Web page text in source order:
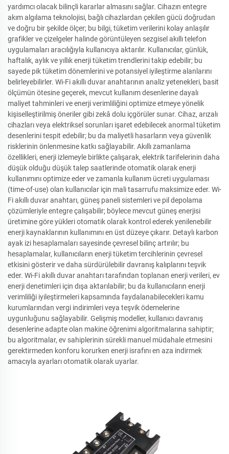
yardımcı olacak bilinçli kararlar almasını sağlar. Cihazın entegre
akım algılama teknolojisi, bağlı cihazlardan çekilen gücü doğrudan
ve doğru bir şekilde ölçer; bu bilgi, tüketim verilerini kolay anlaşılır
grafikler ve çizelgeler halinde görüntüleyen sezgisel akıllı telefon
uygulamaları aracılığıyla kullanıcıya aktarılır. Kullanıcılar, günlük,
haftalık, aylık ve yıllık enerji tüketim trendlerini takip edebilir; bu
sayede pik tüketim dönemlerini ve potansiyel iyileştirme alanlarını
belirleyebilirler. Wi-Fi akıllı duvar anahtarının analiz yetenekleri, basit
ölçümün ötesine geçerek, mevcut kullanım desenlerine dayalı
maliyet tahminleri ve enerji verimliliğini optimize etmeye yönelik
kişiselleştirilmiş öneriler gibi zekâ dolu içgörüler sunar. Cihaz, arızalı
cihazları veya elektriksel sorunları işaret edebilecek anormal tüketim
desenlerini tespit edebilir; bu da maliyetli hasarların veya güvenlik
risklerinin önlenmesine katkı sağlayabilir. Akıllı zamanlama
özellikleri, enerji izlemeyle birlikte çalışarak, elektrik tarifelerinin daha
düşük olduğu düşük talep saatlerinde otomatik olarak enerji
kullanımını optimize eder ve zamanla kullanım ücreti uygulaması
(time-of-use) olan kullanıcılar için mali tasarrufu maksimize eder. Wi-
Fi akıllı duvar anahtarı, güneş paneli sistemleri ve pil depolama
çözümleriyle entegre çalışabilir; böylece mevcut güneş enerjisi
üretimine göre yükleri otomatik olarak kontrol ederek yenilenebilir
enerji kaynaklarının kullanımını en üst düzeye çıkarır. Detaylı karbon
ayak izi hesaplamaları sayesinde çevresel bilinç artırılır; bu
hesaplamalar, kullanıcıların enerji tüketim tercihlerinin çevresel
etkisini gösterir ve daha sürdürülebilir davranış kalıplarını teşvik
eder. Wi-Fi akıllı duvar anahtarı tarafından toplanan enerji verileri, ev
enerji denetimleri için dışa aktarılabilir; bu da kullanıcıların enerji
verimliliği iyileştirmeleri kapsamında faydalanabilecekleri kamu
kurumlarından vergi indirimleri veya teşvik ödemelerine
uygunluğunu sağlayabilir. Gelişmiş modeller, kullanıcı davranış
desenlerine adapte olan makine öğrenimi algoritmalarına sahiptir;
bu algoritmalar, ev sahiplerinin sürekli manuel müdahale etmesini
gerektirmeden konforu korurken enerji israfını en aza indirmek
amacıyla ayarları otomatik olarak uyarlar.